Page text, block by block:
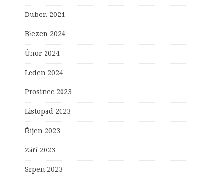
Duben 2024
Březen 2024
Únor 2024
Leden 2024
Prosinec 2023
Listopad 2023
Říjen 2023
Září 2023
Srpen 2023